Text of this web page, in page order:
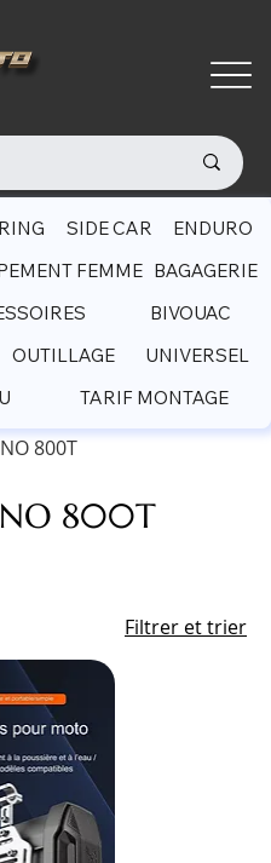
800T
800T
Filtrer et trier
SIDE CAR
ENDURO
FEMME BAGAGERIE
BIVOUAC
OUTILLAGE
UNIVERSEL
TARIF MONTAGE